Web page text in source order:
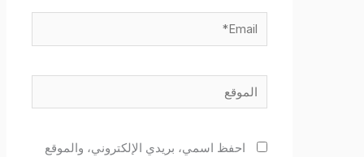
احفظ اسمي، بريدي الإلكتروني، والموقع